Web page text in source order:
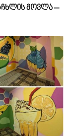
მოვლა –